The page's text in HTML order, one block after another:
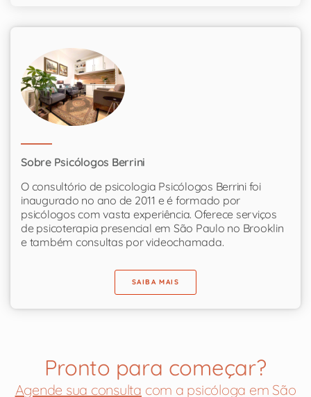
Sobre Psicólogos Berrini
O consultório de psicologia Psicólogos Berrini foi
inaugurado no ano de 2011 e é formado por
psicólogos com vasta experiência. Oferece serviços
de psicoterapia presencial em São Paulo no Brooklin
e também consultas por videochamada.
SAIBA MAIS
Pronto para começar?
Agende sua consulta com a psicóloga em São